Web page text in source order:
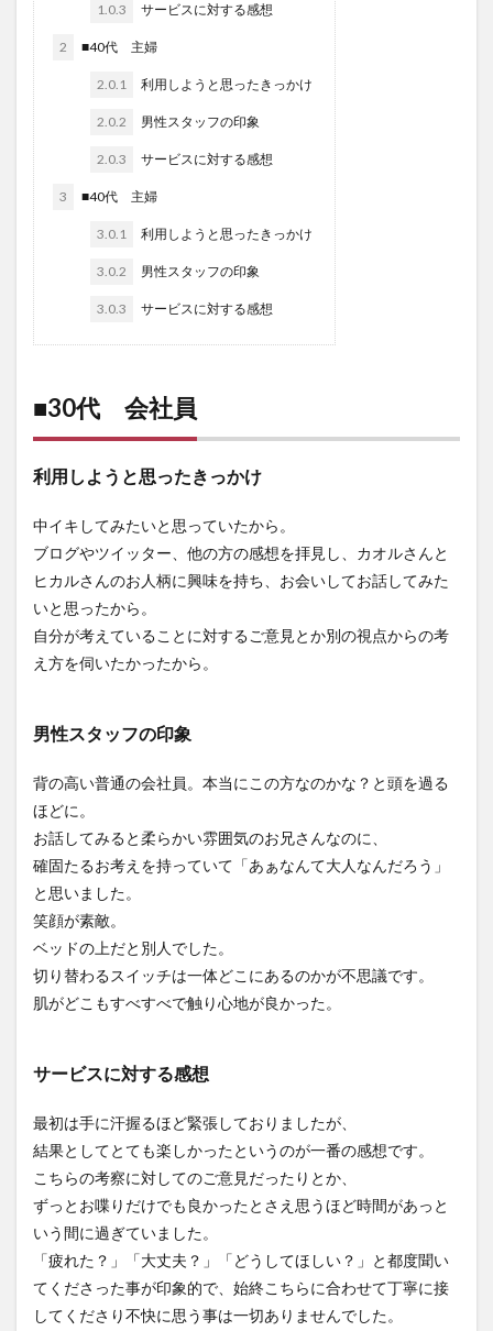
1.0.3 サービスに対する感想
2 ■40代 主婦
2.0.1 利用しようと思ったきっかけ
2.0.2 男性スタッフの印象
2.0.3 サービスに対する感想
3 ■40代 主婦
3.0.1 利用しようと思ったきっかけ
3.0.2 男性スタッフの印象
3.0.3 サービスに対する感想
■30代 会社員
利用しようと思ったきっかけ
中イキしてみたいと思っていたから。
ブログやツイッター、他の方の感想を拝見し、カオルさんと
ヒカルさんのお人柄に興味を持ち、お会いしてお話してみた
いと思ったから。
自分が考えていることに対するご意見とか別の視点からの考
え方を伺いたかったから。
男性スタッフの印象
背の高い普通の会社員。本当にこの方なのかな？と頭を過る
ほどに。
お話してみると柔らかい雰囲気のお兄さんなのに、
確固たるお考えを持っていて「あぁなんて大人なんだろう」
と思いました。
笑顔が素敵。
ベッドの上だと別人でした。
切り替わるスイッチは一体どこにあるのかが不思議です。
肌がどこもすべすべで触り心地が良かった。
サービスに対する感想
最初は手に汗握るほど緊張しておりましたが、
結果としてとても楽しかったというのが一番の感想です。
こちらの考察に対してのご意見だったりとか、
ずっとお喋りだけでも良かったとさえ思うほど時間があっと
いう間に過ぎていました。
「疲れた？」「大丈夫？」「どうしてほしい？」と都度聞い
てくださった事が印象的で、始終こちらに合わせて丁寧に接
してくださり不快に思う事は一切ありませんでした。